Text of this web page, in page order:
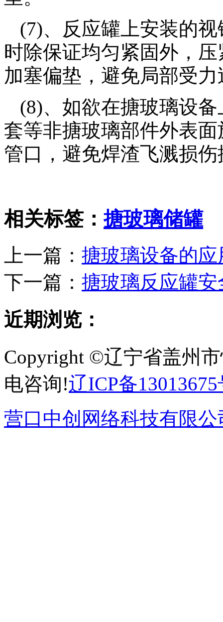
(7)、反应罐上安装的
时除保证均匀紧固外，
加塞偏垫，避免局部受
(8)、如欲在搪玻璃设
套等非搪玻璃部件外表
管口，避免焊渣飞溅损
相关标签：搪玻璃储罐
上一篇： 搪玻璃设备的应
下一篇： 搪玻璃反应罐
近期浏览：
Copyright ©辽宁省盖州
电咨询!辽ICP备
营口中创网络科技有限